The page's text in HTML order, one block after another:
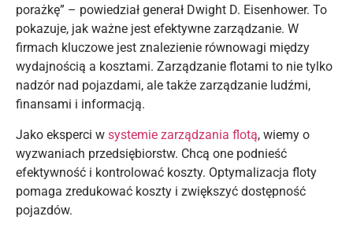
porażkę” – powiedział generał Dwight D. Eisenhower. To
pokazuje, jak ważne jest efektywne zarządzanie. W
firmach kluczowe jest znalezienie równowagi między
wydajnością a kosztami. Zarządzanie flotami to nie tylko
nadzór nad pojazdami, ale także zarządzanie ludźmi,
finansami i informacją.
Jako eksperci w systemie zarządzania flotą, wiemy o
wyzwaniach przedsiębiorstw. Chcą one podnieść
efektywność i kontrolować koszty. Optymalizacja floty
pomaga zredukować koszty i zwiększyć dostępność
pojazdów.